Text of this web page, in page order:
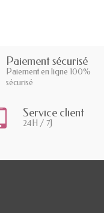
Paiement sécurisé
Paiement en ligne 100%
sécurisé
Service client
24H / 7J